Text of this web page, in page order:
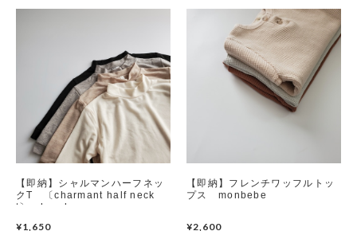
【即納】シャルマンハーフネッ
クT 〔charmant half neck
t〕 haroharo
¥1,650
【即納】フレンチワッフルトッ
プス monbebe
¥2,600